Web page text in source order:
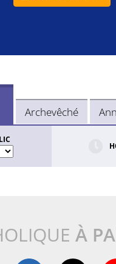
Archevêché
À